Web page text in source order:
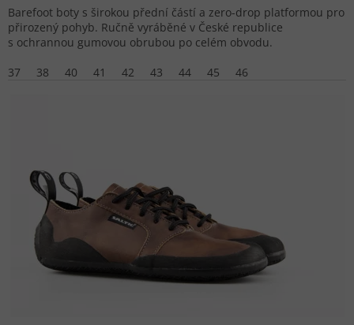
Barefoot boty s širokou přední částí a zero-drop platformou pro
přirozený pohyb. Ručně vyráběné v České republice
s ochrannou gumovou obrubou po celém obvodu.
37
38 40 41 42 43 44 45 46